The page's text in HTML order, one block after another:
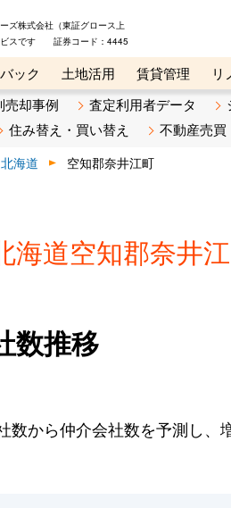
ズ株式会社（東証グロース上
ビスです 証券コード：4445
ック 土地活用 賃貸管理 リ
イン講座 リビンマガジンBiz
売却事例 査定利用者データ
住み替え・買い替え 不動産売買
北海道 空知郡奈井江町
海道空知郡奈井
数推移
数から仲介会社数を予測し